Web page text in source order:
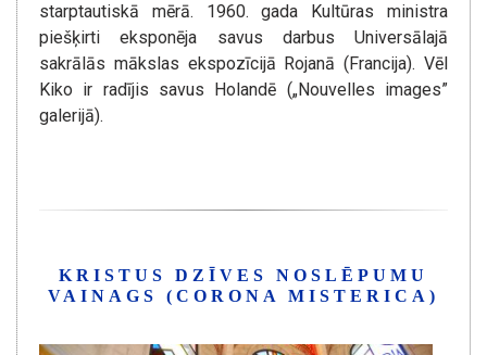
starptautiskā mērā. 1960. gada Kultūras ministra
piešķirti eksponēja savus darbus Universālajā
sakrālās mākslas ekspozīcijā Rojanā (Francija). Vēl
Kiko ir radījis savus Holandē („Nouvelles images”
galerijā).
KRISTUS DZĪVES NOSLĒPUMU
VAINAGS (CORONA MISTERICA)